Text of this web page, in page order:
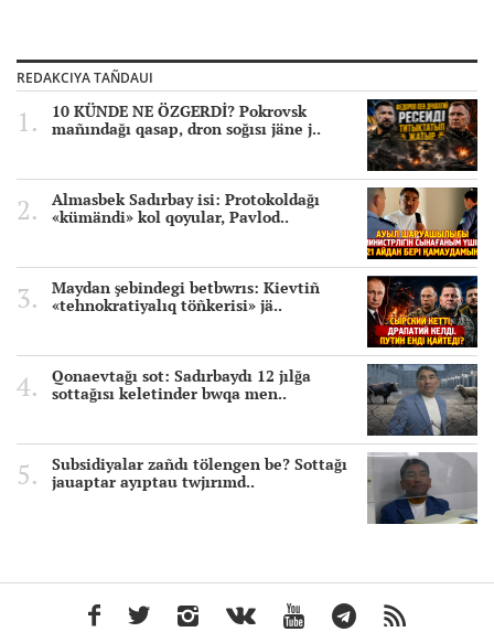
REDAKCIYA TAÑDAUI
10 KÜNDE NE ÖZGERDİ? Pokrovsk
mañındağı qasap, dron soğısı jäne j..
Almasbek Sadırbay isi: Protokoldağı
«kümändi» kol qoyular, Pavlod..
Maydan şebindegi betbwrıs: Kievtiñ
«tehnokratiyalıq töñkerisi» jä..
Qonaevtağı sot: Sadırbaydı 12 jılğa
sottağısı keletinder bwqa men..
Subsidiyalar zañdı tölengen be? Sottağı
jauaptar ayıptau twjırımd..